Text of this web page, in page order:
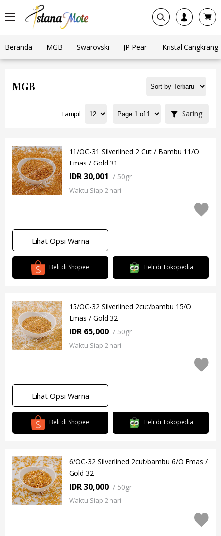
Beranda MGB Swarovski JP Pearl Kristal Cangkrang
MGB
Tampil Saring
11/OC-31 Silverlined 2 Cut / Bambu 11/O
Emas / Gold 31
IDR 30,001 / 50gr
Waktu Siap 2 hari
Lihat Opsi Warna
Beli di Shopee Beli di Tokopedia
15/OC-32 Silverlined 2cut/bambu 15/O
Emas / Gold 32
IDR 65,000 / 50gr
Waktu Siap 2 hari
Lihat Opsi Warna
Beli di Shopee Beli di Tokopedia
6/OC-32 Silverlined 2cut/bambu 6/O Emas /
Gold 32
IDR 30,000 / 50gr
Waktu Siap 2 hari